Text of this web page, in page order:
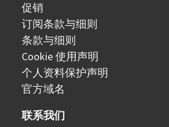
促销
订阅条款与细则
条款与细则
Cookie 使用声明
个人资料保护声明
官方域名
联系我们